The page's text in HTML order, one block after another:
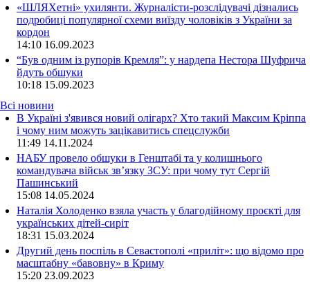
«ШЛЯХетні» ухилянти. Журналісти-розслідувачі дізнались
подробиці популярної схеми виїзду чоловіків з України за
кордон
14:10 16.09.2023
“Був одним із рупорів Кремля”: у нардепа Нестора Шуфрича
йдуть обшуки
10:18 15.09.2023
Всі новини
В Україні з'явився новий олігарх? Хто такий Максим Кріппа
і чому ним можуть зацікавитись спецслужби
11:49 14.11.2024
НАБУ провело обшуки в Генштабі та у колишнього
командувача військ зв’язку ЗСУ: при чому тут Сергій
Пашинський
15:08 14.05.2024
Наталія Холоденко взяла участь у благодійному проєкті для
українських дітей-сиріт
18:31 15.03.2024
Другий день поспіль в Севастополі «приліт»: що відомо про
масштабну «бавовну» в Криму
15:20 23.09.2023